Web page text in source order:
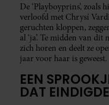
De ‘Playboyprins’, zoals
verloofd met Chrysí
geruchten kloppen,
al ‘ja’. Te midden van
zich horen en deelt ze
jaar voor haar is geweest.
EEN
DAT EINDIGDE